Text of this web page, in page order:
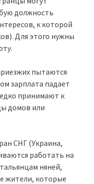
должность
к которой
Для этого нужны
пытаются
зарплата падает
принимают к
домов или
СНГ (Украина,
работать на
няней,
жители, которые